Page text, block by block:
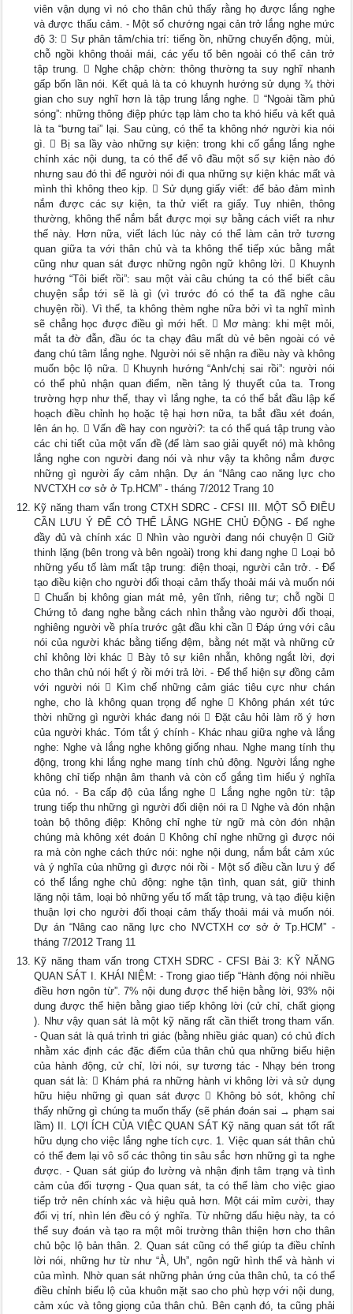
viên vận dụng vì nó cho thân chủ thấy rằng họ được lắng nghe
và được thấu cảm. - Một số chướng ngại cản trở lắng nghe mức
độ 3:  Sự phân tâm/chia trí: tiếng ồn, những chuyển động, mùi,
chỗ ngồi không thoải mái, các yếu tố bên ngoài có thể cản trở
tập trung.  Nghe chập chờn: thông thường ta suy nghĩ nhanh
gấp bốn lần nói. Kết quả là ta có khuynh hướng sử dụng ¾ thời
gian cho suy nghĩ hơn là tập trung lắng nghe.  “Ngoài tầm phủ
sóng”: những thông điệp phức tạp làm cho ta khó hiểu và kết quả
là ta “bưng tai” lại. Sau cùng, có thể ta không nhớ người kia nói
gì.  Bị sa lầy vào những sự kiện: trong khi cố gắng lắng nghe
chính xác nội dung, ta có thể để vô đầu một số sự kiện nào đó
nhưng sau đó thì để người nói đi qua những sự kiện khác mất và
mình thì không theo kịp.  Sử dụng giấy viết: để bảo đảm mình
nắm được các sự kiện, ta thử viết ra giấy. Tuy nhiên, thông
thường, không thể nắm bắt được mọi sự bằng cách viết ra như
thế này. Hơn nữa, viết lách lúc này có thể làm cản trở tương
quan giữa ta với thân chủ và ta không thể tiếp xúc bằng mắt
cũng như quan sát được những ngôn ngữ không lời.  Khuynh
hướng “Tôi biết rồi”: sau một vài câu chúng ta có thể biết câu
chuyện sắp tới sẽ là gì (vì trước đó có thể ta đã nghe câu
chuyện rồi). Vì thế, ta không thèm nghe nữa bởi vì ta nghĩ mình
sẽ chẳng học được điều gì mới hết.  Mơ màng: khi mệt mỏi,
mắt ta đờ đẫn, đầu óc ta chạy đâu mất dù vẻ bên ngoài có vẻ
đang chú tâm lắng nghe. Người nói sẽ nhận ra điều này và không
muốn bộc lộ nữa.  Khuynh hướng “Anh/chị sai rồi”: người nói
có thể phủ nhận quan điểm, nền tảng lý thuyết của ta. Trong
trường hợp như thế, thay vì lắng nghe, ta có thể bắt đầu lập kế
hoạch điều chỉnh họ hoặc tệ hại hơn nữa, ta bắt đầu xét đoán,
lên án họ.  Vấn đề hay con người?: ta có thể quá tập trung vào
các chi tiết của một vấn đề (để làm sao giải quyết nó) mà không
lắng nghe con người đang nói và như vậy ta không nắm được
những gì người ấy cảm nhận. Dự án “Nâng cao năng lực cho
NVCTXH cơ sở ở Tp.HCM” - tháng 7/2012 Trang 10
Kỹ năng tham vấn trong CTXH SDRC - CFSI III. MỘT SỐ ĐIỀU
CẦN LƯU Ý ĐỂ CÓ THỂ LẮNG NGHE CHỦ ĐỘNG - Để nghe
đầy đủ và chính xác  Nhìn vào người đang nói chuyện  Giữ
thinh lặng (bên trong và bên ngoài) trong khi đang nghe  Loại bỏ
những yếu tố làm mất tập trung: điện thoại, người cản trở. - Để
tạo điều kiện cho người đối thoại cảm thấy thoải mái và muốn nói
 Chuẩn bị không gian mát mẻ, yên tĩnh, riêng tư; chỗ ngồi 
Chứng tỏ đang nghe bằng cách nhìn thẳng vào người đối thoại,
nghiêng người về phía trước gật đầu khi cần  Đáp ứng với câu
nói của người khác bằng tiếng đệm, bằng nét mặt và những cử
chỉ không lời khác  Bày tỏ sự kiên nhẫn, không ngắt lời, đợi
cho thân chủ nói hết ý rồi mới trả lời. - Để thể hiện sự đồng cảm
với người nói  Kìm chế những cảm giác tiêu cực như chán
nghe, cho là không quan trọng để nghe  Không phán xét tức
thời những gì người khác đang nói  Đặt câu hỏi làm rõ ý hơn
của người khác. Tóm tắt ý chính - Khác nhau giữa nghe và lắng
nghe: Nghe và lắng nghe không giống nhau. Nghe mang tính thụ
động, trong khi lắng nghe mang tính chủ động. Người lắng nghe
không chỉ tiếp nhận âm thanh và còn cố gắng tìm hiểu ý nghĩa
của nó. - Ba cấp độ của lắng nghe  Lắng nghe ngôn từ: tập
trung tiếp thu những gì người đối diện nói ra  Nghe và đón nhận
toàn bộ thông điệp: Không chỉ nghe từ ngữ mà còn đón nhận
chúng mà không xét đoán  Không chỉ nghe những gì được nói
ra mà còn nghe cách thức nói: nghe nội dung, nắm bắt cảm xúc
và ý nghĩa của những gì được nói rồi - Một số điều cần lưu ý để
có thể lắng nghe chủ động: nghe tận tình, quan sát, giữ thinh
lặng nội tâm, loại bỏ những yếu tố mất tập trung, và tạo điệu kiện
thuận lợi cho người đối thoại cảm thấy thoải mái và muốn nói.
Dự án “Nâng cao năng lực cho NVCTXH cơ sở ở Tp.HCM” -
tháng 7/2012 Trang 11
Kỹ năng tham vấn trong CTXH SDRC - CFSI Bài 3: KỸ NĂNG
QUAN SÁT I. KHÁI NIỆM: - Trong giao tiếp “Hành động nói nhiều
điều hơn ngôn từ”. 7% nội dung được thể hiện bằng lời, 93% nội
dung được thể hiện bằng giao tiếp không lời (cử chỉ, chất giọng
). Như vậy quan sát là một kỹ năng rất cần thiết trong tham vấn.
- Quan sát là quá trình tri giác (bằng nhiều giác quan) có chủ đích
nhằm xác định các đặc điểm của thân chủ qua những biểu hiện
của hành động, cử chỉ, lời nói, sự tương tác - Nhạy bén trong
quan sát là:  Khám phá ra những hành vi không lời và sử dụng
hữu hiệu những gì quan sát được  Không bỏ sót, không chỉ
thấy những gì chúng ta muốn thấy (sẽ phán đoán sai → phạm sai
lầm) II. LỢI ÍCH CỦA VIỆC QUAN SÁT Kỹ năng quan sát tốt rất
hữu dụng cho việc lắng nghe tích cực. 1. Việc quan sát thân chủ
có thể đem lại vô số các thông tin sâu sắc hơn những gì ta nghe
được. - Quan sát giúp đo lường và nhận định tâm trạng và tình
cảm của đối tượng - Qua quan sát, ta có thể làm cho việc giao
tiếp trở nên chính xác và hiệu quả hơn. Một cái mỉm cười, thay
đổi vị trí, nhìn lén đều có ý nghĩa. Từ những dấu hiệu này, ta có
thể suy đoán và tạo ra một môi trường thân thiện hơn cho thân
chủ bộc lộ bản thân. 2. Quan sát cũng có thể giúp ta điều chỉnh
lời nói, những hư từ như “À, Uh”, ngôn ngữ hình thể và hành vi
của mình. Nhờ quan sát những phản ứng của thân chủ, ta có thể
điều chỉnh biểu lộ của khuôn mặt sao cho phù hợp với nội dung,
cảm xúc và tông giọng của thân chủ. Bên cạnh đó, ta cũng phải